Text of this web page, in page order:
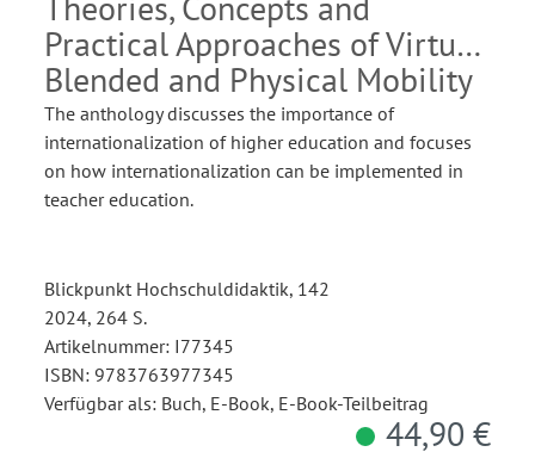
Practical Approaches of Virtual,
Blended and Physical Mobility
The anthology discusses the importance of
internationalization of higher education and focuses
on how internationalization can be implemented in
teacher education.
Blickpunkt Hochschuldidaktik, 142
2024, 264 S.
Artikelnummer: I77345
ISBN: 9783763977345
Verfügbar als: Buch, E-Book, E-Book-Teilbeitrag
44,90 €